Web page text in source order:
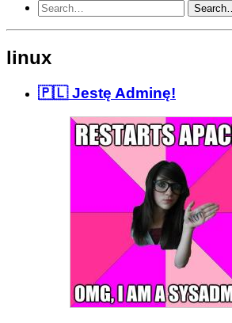
Search…
linux
🇵🇱 Jestę Adminę!